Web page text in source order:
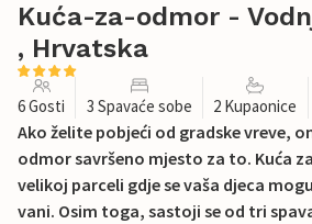
Kuća-za-odmor -
, Hrvatska
6 Gosti 3 Spavaće sobe 2 Kupaonice
Ako želite pobjeći od gradske vreve,
odmor savršeno mjesto za to. Kuća
velikoj parceli gdje se vaša djeca
vani. Osim toga, sastoji se od tri